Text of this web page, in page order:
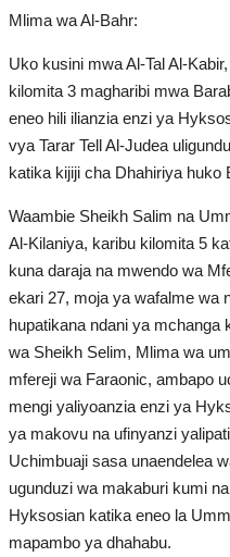
Mlima wa Al-Bahr:
Uko kusini mwa Al-Tal Al-
kilomita 3 magharibi mwa
eneo hili ilianzia enzi ya
vya Tarar Tell Al-Judea
katika kijiji cha Dhahiriya huko
Waambie Sheikh Salim na
Al-Kilaniya, karibu kilomita 5
kuna daraja na mwendo wa
ekari 27, moja ya wafalme wa
hupatikana ndani ya
wa Sheikh Selim, Mlima wa
mfereji wa Faraonic, ambapo
mengi yaliyoanzia enzi ya
ya makovu na ufinyanzi
Uchimbuaji sasa unaendelea
ugunduzi wa makaburi kumi
Hyksosian katika eneo la
mapambo ya dhahabu.